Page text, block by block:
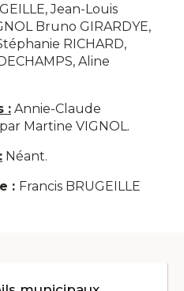
Jean-Louis
Bruno GIRARDYE,
RICHARD,
Aline
: Annie-Claude
Martine VIGNOL.
Néant.
: Francis BRUGEILLE